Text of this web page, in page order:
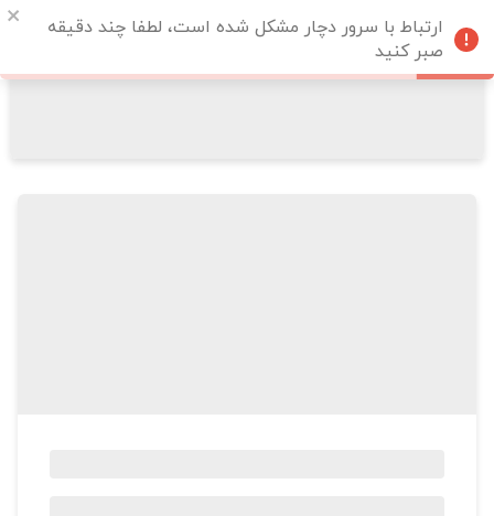
ارتباط با سرور دچار مشکل شده است، لطفا چند دقیقه
صبر کنید